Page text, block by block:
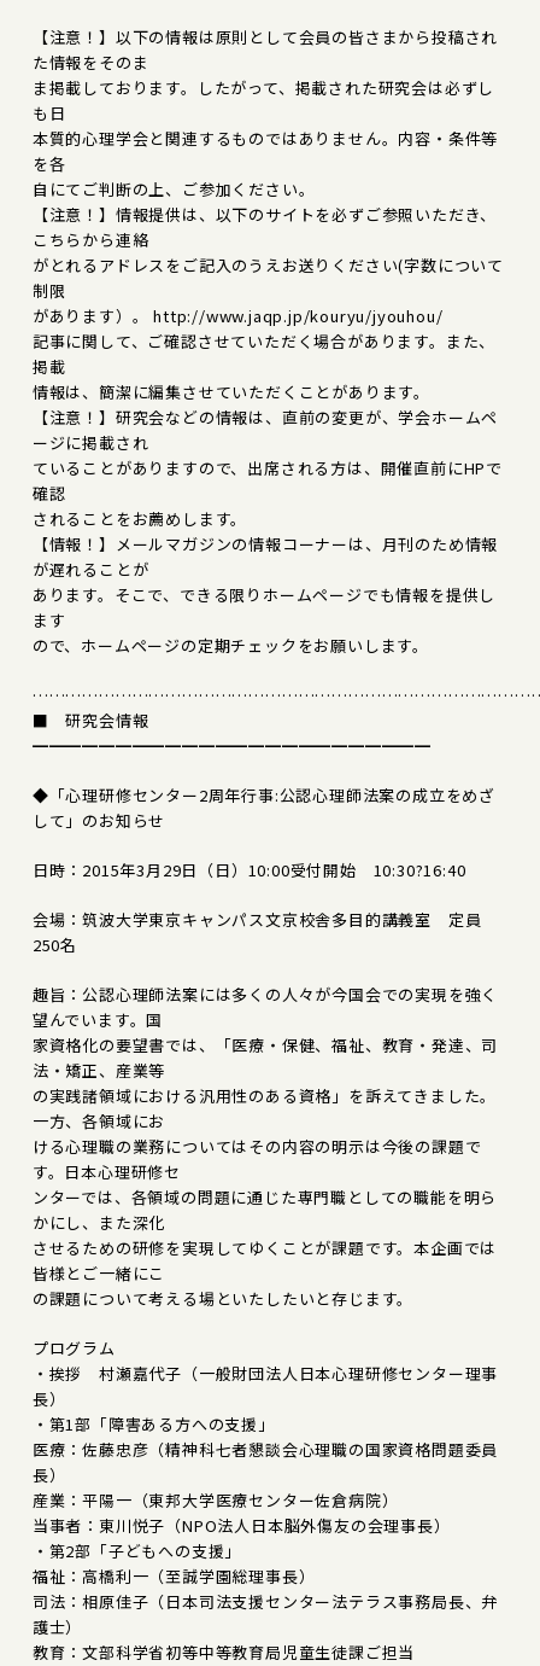
【注意！】以下の情報は原則として会員の皆さまから投稿され
た情報をそのま
ま掲載しております。したがって、掲載された研究会は必ずし
も日
本質的心理学会と関連するものではありません。内容・条件等
を各
自にてご判断の上、ご参加ください。
【注意！】情報提供は、以下のサイトを必ずご参照いただき、
こちらから連絡
がとれるアドレスをご記入のうえお送りください(字数について
制限
があります）。 http://www.jaqp.jp/kouryu/jyouhou/
記事に関して、ご確認させていただく場合があります。また、
掲載
情報は、簡潔に編集させていただくことがあります。
【注意！】研究会などの情報は、直前の変更が、学会ホームペ
ージに掲載され
ていることがありますので、出席される方は、開催直前にHPで
確認
されることをお薦めします。
【情報！】メールマガジンの情報コーナーは、月刊のため情報
が遅れることが
あります。そこで、できる限りホームページでも情報を提供し
ます
ので、ホームページの定期チェックをお願いします。
■ 研究会情報
━━━━━━━━━━━━━━━━━━━━━━━━
◆「心理研修センター2周年行事:公認心理師法案の成立をめざ
して」のお知らせ
日時：2015年3月29日（日）10:00受付開始 10:30?16:40
会場：筑波大学東京キャンパス文京校舎多目的講義室 定員
250名
趣旨：公認心理師法案には多くの人々が今国会での実現を強く
望んでいます。国
家資格化の要望書では、「医療・保健、福祉、教育・発達、司
法・矯正、産業等
の実践諸領域における汎用性のある資格」を訴えてきました。
一方、各領域にお
ける心理職の業務についてはその内容の明示は今後の課題で
す。日本心理研修セ
ンターでは、各領域の問題に通じた専門職としての職能を明ら
かにし、また深化
させるための研修を実現してゆくことが課題です。本企画では
皆様とご一緒にこ
の課題について考える場といたしたいと存じます。
プログラム
・挨拶 村瀬嘉代子（一般財団法人日本心理研修センター理事
長）
・第1部「障害ある方への支援」
医療：佐藤忠彦（精神科七者懇談会心理職の国家資格問題委員
長）
産業：平陽一（東邦大学医療センター佐倉病院）
当事者：東川悦子（NPO法人日本脳外傷友の会理事長）
・第2部「子どもへの支援」
福祉：高橋利一（至誠学園総理事長）
司法：相原佳子（日本司法支援センター法テラス事務局長、弁
護士）
教育：文部科学省初等中等教育局児童生徒課ご担当